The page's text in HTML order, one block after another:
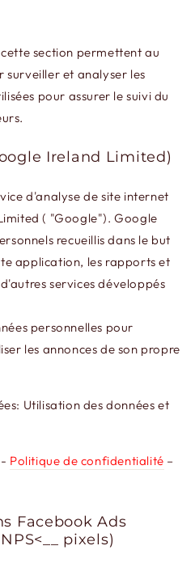
section permettent au
surveiller et analyser les
pour assurer le suivi du
Ireland Limited)
d'analyse de site internet
( "Google"). Google
recueillis dans le but
application, les rapports et
services développés
personnelles pour
les annonces de son propre
Utilisation des données et
Politique de confidentialité –
Facebook Ads
pixels)